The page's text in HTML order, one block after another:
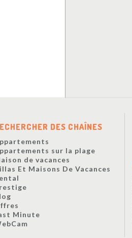
DES CHAÎNES
sur la plage
de vacances
Et Maisons De Vacances
Minute